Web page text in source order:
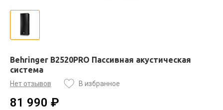
Behringer B2520PRO Пассивная акустическая
система
Нет отзывов В избранное
81 990 ₽